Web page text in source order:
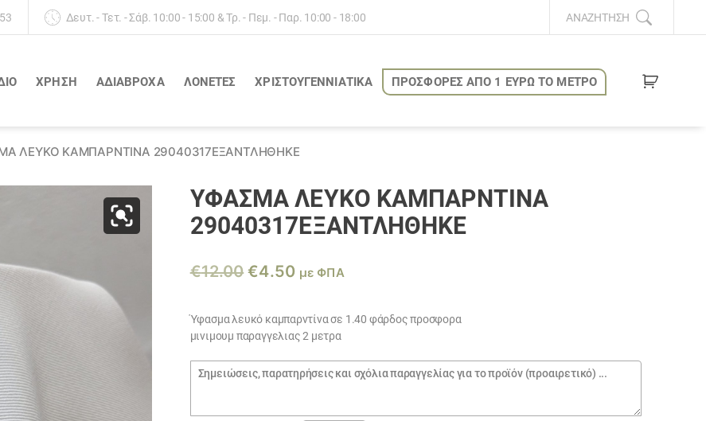
Δευτ. - Τετ. - Σάβ. 10:00 - 15:00 & Τρ. - Πεμ. - Παρ. 10:00 - 18:00 ΑΝΑΖΉΤΗΣΗ
ΧΡΗΣΗ ΑΔΙΆΒΡΟΧΑ ΛΟΝΈΤΕΣ ΧΡΙΣΤΟΥΓΕΝΝΙΑΤΙΚΑ ΠΡΟΣΦΟΡΕΣ ΑΠΟ 1 ΕΥΡΩ ΤΟ ΜΕΤΡΟ
ΛΕΥΚΌ ΚΑΜΠΑΡΝΤΊΝΑ 29040317ΕΞΑΝΤΛΗΘΗΚΕ
ΎΦΑΣΜΑ ΛΕΥΚΌ ΚΑΜΠΑΡΝΤΊΝΑ
29040317ΕΞΑΝΤΛΗΘΗΚΕ
€12.00Original
was:
€12.00.
€4.50Η
τιμή
είναι:
€4.50.
με ΦΠΑ
Ύφασμα λευκό καμπαρντίνα σε 1.40 φάρδος προσφορα
μινιμουμ παραγγελιας 2 μετρα
Σημειώσεις